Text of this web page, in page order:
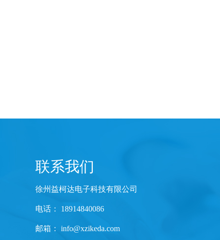
联系我们
徐州益柯达电子科技有限公司
电话： 18914840086
邮箱： info@xzikeda.com